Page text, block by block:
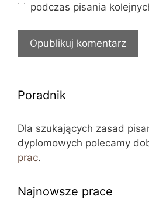
podczas pisania
Poradnik
Dla szukających zasad
dyplomowych polecamy
prac.
Najnowsze prace